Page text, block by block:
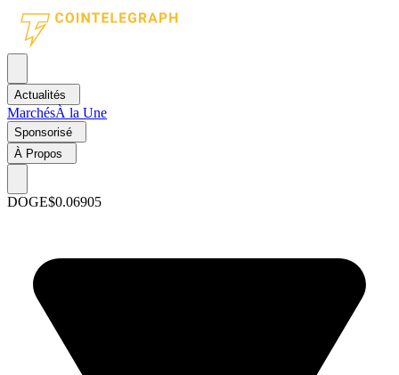
Actualités
MarchésÀ la Une
Sponsorisé
À Propos
DOGE$0.06905